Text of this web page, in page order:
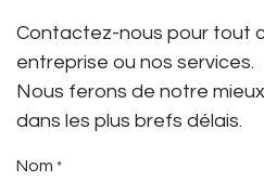
Contactez-nous pour tout
entreprise ou nos services.
Nous ferons de notre
dans les plus brefs délais.
Nom *